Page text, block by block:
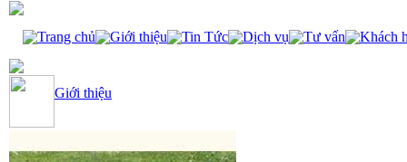
Trang chủ Giới thiệu Tin Tức Dịch vụ Tư vấn Khách
Giới thiệu